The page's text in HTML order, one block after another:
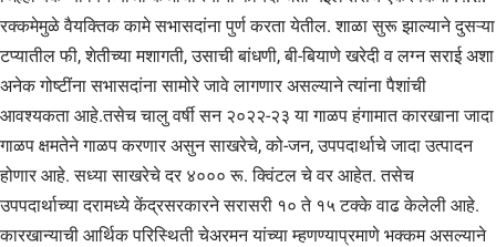
रक्कमेमुळे वैयक्तिक कामे सभासदांना पुर्ण करता येतील. शाळा सुरू झाल्याने दुसऱ्या
टप्यातील फी, शेतीच्या मशागती, उसाची बांधणी, बी-बियाणे खरेदी व लग्न सराई अशा
अनेक गोष्टींना सभासदांना सामोरे जावे लागणार असल्याने त्यांना पैशांची
आवश्यकता आहे.तसेच चालु वर्षी सन २०२२-२३ या गाळप हंगामात कारखाना जादा
गाळप क्षमतेने गाळप करणार असुन साखरेचे, को-जन, उपपदार्थाचे जादा उत्पादन
होणार आहे. सध्या साखरेचे दर ४००० रू. क्विंटल चे वर आहेत. तसेच
उपपदार्थाच्या दरामध्ये केंद्रसरकारने सरासरी १० ते १५ टक्के वाढ केलेली आहे.
कारखान्याची आर्थिक परिस्थिती चेअरमन यांच्या म्हणण्याप्रमाणे भक्कम असल्याने